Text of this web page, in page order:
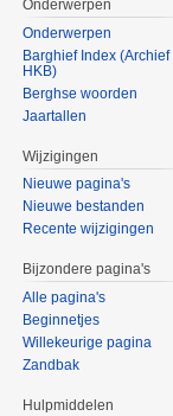
Onderwerpen
Onderwerpen
Barghief Index (Archief
HKB)
Berghse woorden
Jaartallen
Wijzigingen
Nieuwe pagina's
Nieuwe bestanden
Recente wijzigingen
Bijzondere pagina's
Alle pagina's
Beginnetjes
Willekeurige pagina
Zandbak
Hulpmiddelen